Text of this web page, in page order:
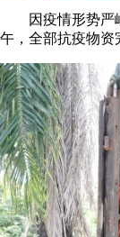
因疫情形势严峻
午，全部抗疫物资